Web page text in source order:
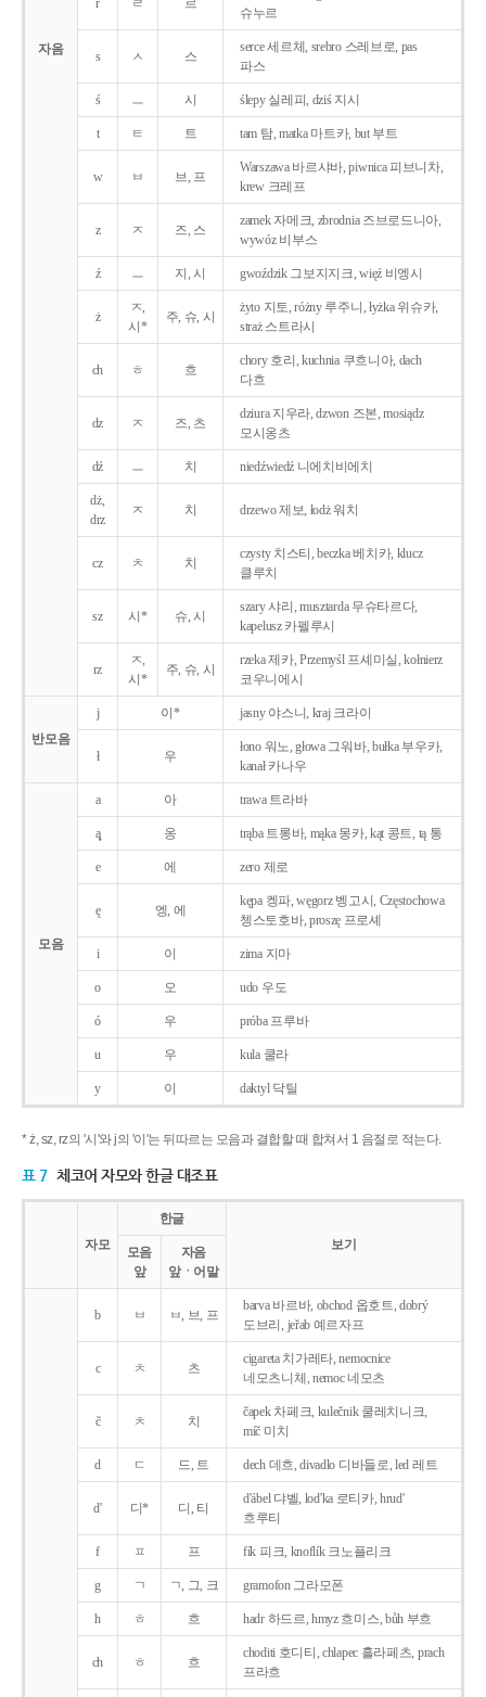
자음
r ㄹ 르
슈누르
s ㅅ 스
serce 세르체, srebro 스레브로, pas
파스
ś ㅡ 시 ślepy 실레피, dziś 지시
t ㅌ 트 tam 탐, matka 마트카, but 부트
w ㅂ 브, 프
Warszawa 바르샤바, piwnica 피브니차,
krew 크레프
z ㅈ 즈, 스
zamek 자메크, zbrodnia 즈브로드니아,
wywóz 비부스
ź ㅡ 지, 시 gwoździk 그보지지크, więź 비엥시
ż
ㅈ,
시*
주, 슈, 시
żyto 지토, różny 루주니, łyżka 위슈카,
straż 스트라시
ch ㅎ 흐
chory 호리, kuchnia 쿠흐니아, dach
다흐
dz ㅈ 즈, 츠
dziura 지우라, dzwon 즈본, mosiądz
모시옹츠
dź ㅡ 치 niedźwiedź 니에치비에치
dż,
drz
ㅈ 치 drzewo 제보, łodż 워치
cz ㅊ 치
czysty 치스티, beczka 베치카, klucz
클루치
sz 시* 슈, 시
szary 샤리, musztarda 무슈타르다,
kapelusz 카펠루시
rz
ㅈ,
시*
주, 슈, 시
rzeka 제카, Przemyśl 프셰미실, kołnierz
코우니에시
반모음
j 이* jasny 야스니, kraj 크라이
ł 우
łono 워노, głowa 그워바, bułka 부우카,
kanał 카나우
모음
a 아 trawa 트라바
ą̨ 옹 trąba 트롱바, mąka 몽카, kąt 콩트, tą 통
e 에 zero 제로
ę 엥, 에
kępa 켕파, węgorz 벵고시, Częstochowa
쳉스토호바, proszę 프로셰
i 이 zima 지마
o 오 udo 우도
ó 우 próba 프루바
u 우 kula 쿨라
y 이 daktyl 닥틸
* ż, sz, rz의 '시'와 j의 '이'는 뒤따르는 모음과 결합할 때 합쳐서 1 음절로 적는다.
표 7 체코어 자모와 한글 대조표
자모
한글
보기
모음
앞
자음
앞ㆍ어말
b ㅂ ㅂ, 브, 프
barva 바르바, obchod 옵호트, dobrý
도브리, jeřab 예르자프
c ㅊ 츠
cigareta 치가레타, nemocnice
네모츠니체, nemoc 네모츠
č ㅊ 치
čapek 차페크, kulečnik 쿨레치니크,
míč 미치
d ㄷ 드, 트 dech 데흐, divadlo 디바들로, led 레트
d' 디* 디, 티
d'ábel 댜벨, lod'ka 로티카, hrud'
흐루티
f ㅍ 프 fík 피크, knoflík 크노플리크
g ㄱ ㄱ, 그, 크 gramofon 그라모폰
h ㅎ 흐 hadr 하드르, hmyz 흐미스, bůh 부흐
ch ㅎ 흐
choditi 호디티, chlapec 흘라페츠, prach
프라흐